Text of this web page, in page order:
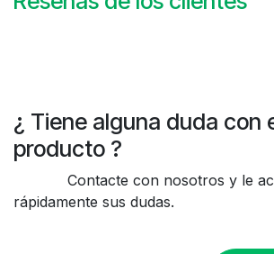
¿ Tiene alguna duda con
producto ?
Contacte con nosotros y le
rápidamente sus dudas.